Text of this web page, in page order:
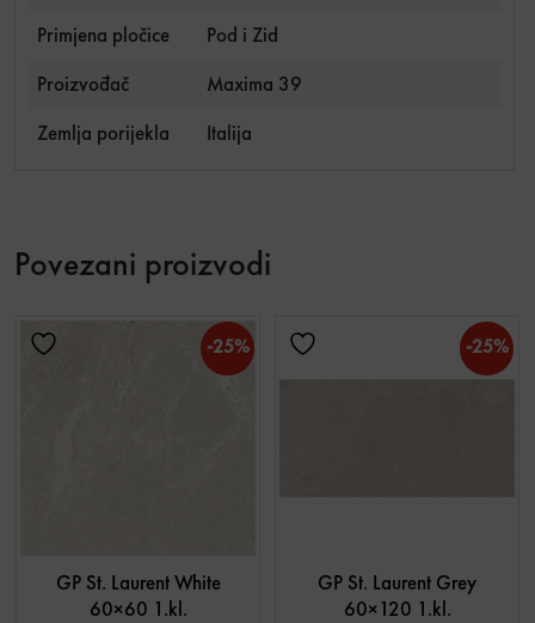
Primjena pločice
Pod i Zid
Proizvođač
Maxima 39
Zemlja porijekla
Italija
Povezani proizvodi
-25%
GP St. Laurent White
60×60 1.kl.
-25%
GP St. Laurent Grey
60×120 1.kl.